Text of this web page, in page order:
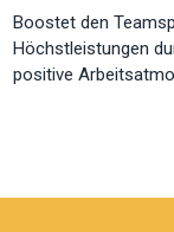
Boostet den
Höchstleistungen
positive